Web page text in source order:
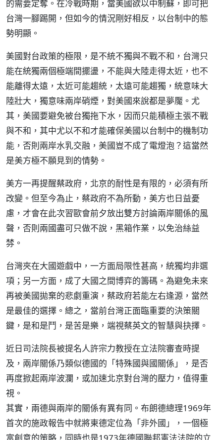
的需要定奪。在冷戰時期，當美國欲以中制蘇，即可把
台灣一腳踢開，但如今的情況剛好相反，以台制中的態
勢明顯。
美國對台政策的極限，是不統不獨與不戰不和，台灣只
能在統獨兩個極端間擺盪，不能與大陸走得太近，也不
能離得太遠，太近可能趨統，太遠可能趨獨，統意味大
陸壯大，獨意味兩岸硝煙，對美國來說都是夢魘。尤
其，美國要避免被台獨拖下水，因而只能積極主張不戰
與不和，其中尤以不和才能確保美國以台制中的機制功
能，否則兩岸水乳交融，美國豈不成了電燈泡？這當然
是美方極不願見到的情勢。
美方一再提醒蔡政府，北京的耐性是有限的，必須有所
改變。但至今為止，蔡政府不為所動，美方也日益憂
慮，才會在此次習歐會前夕放出雙方討論兩岸關係的風
聲，否則兩國盡可只做不說，黑箱作業，以免治絲益
棼。
台灣夾在大國遊戲中，一方面局限性甚高，統獨均非選
項；另一方面，成了大國之間博弈的籌碼。為避免未來
再被美國拋棄的悲劇重演，蔡政府若能左右逢源，當然
是最佳的選擇。總之，當前台灣正面臨重要的決策關
鍵，是和是鬥，是苦是樂，端視蔡英文的智慧與抉擇。
近日司法院長被提名人許宗力教授在立法院審查時提
及，兩岸關係乃類似德國的「特殊國與國關係」，是否
再度掀起兩岸波瀾，或加速北京對台灣的壓力，值得重
視。
其實，兩德與兩岸的關係有異有同。布朗德總理1969年
首次的施政報告中就將東德定位為「非外國」，一個極